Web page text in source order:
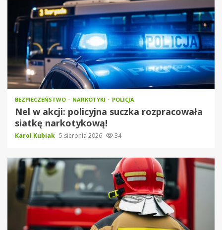
BEZPIECZEŃSTWO NARKOTYKI POLICJA
Nel w akcji: policyjna suczka rozpracowała
siatkę narkotykową!
Karol Kubiak 5 sierpnia 2026 34